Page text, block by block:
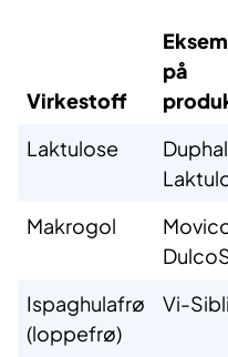
Virkestoff
på
Laktulose
Makrogol
Ispaghulafrø
(loppefrø)
Vi-